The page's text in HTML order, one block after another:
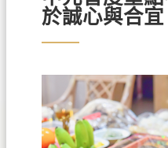
於誠心與合宜